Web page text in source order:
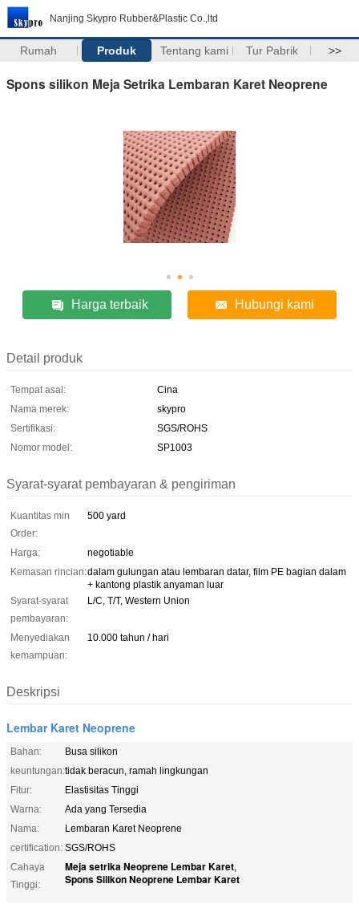
Nanjing Skypro Rubber&Plastic Co.,ltd
Rumah Produk Tentang kami Tur Pabrik >>
Spons silikon Meja Setrika Lembaran Karet Neoprene
Harga terbaik Hubungi kami
Detail produk
Tempat asal:
Cina
Nama merek:
skypro
Sertifikasi:
SGS/ROHS
Nomor model:
SP1003
Syarat-syarat pembayaran & pengiriman
Kuantitas min
Order:
500 yard
Harga:
negotiable
Kemasan rincian:dalam gulungan atau lembaran datar, film PE bagian dalam
+ kantong plastik anyaman luar
Syarat-syarat
pembayaran:
L/C, T/T, Western Union
Menyediakan
kemampuan:
10.000 tahun / hari
Deskripsi
Lembar Karet Neoprene
Bahan:
Busa silikon
keuntungan:tidak beracun, ramah lingkungan
Fitur:
Elastisitas Tinggi
Warna:
Ada yang Tersedia
Nama:
Lembaran Karet Neoprene
certification: SGS/ROHS
Cahaya
Tinggi:
Meja setrika Neoprene Lembar Karet,
Spons Silikon Neoprene Lembar Karet